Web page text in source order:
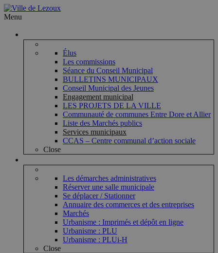
Menu
Élus
Les commissions
Séance du Conseil Municipal
BULLETINS MUNICIPAUX
Conseil Municipal des Jeunes
Engagement municipal
LES PROJETS DE LA VILLE
Communauté de communes Entre Dore et Allier
Liste des Marchés publics
Services municipaux
CCAS – Centre communal d’action sociale
Close
Les démarches administratives
Réserver une salle municipale
Se déplacer / Stationner
Annuaire des commerces et des entreprises
Marchés
Urbanisme : Imprimés et dépôt en ligne
Urbanisme : PLU
Urbanisme : PLUi-H
Close